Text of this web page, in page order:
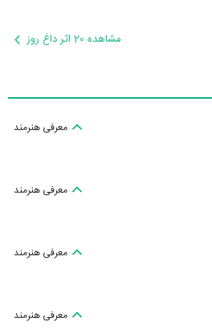
مشاهده 20 اثر داغ روز
معرفی هنرمند
معرفی هنرمند
معرفی هنرمند
معرفی هنرمند